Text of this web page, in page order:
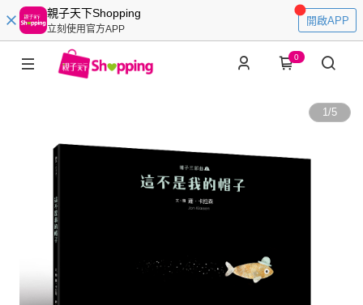
親子天下Shopping
立刻使用官方APP
開啟APP
0
1/5